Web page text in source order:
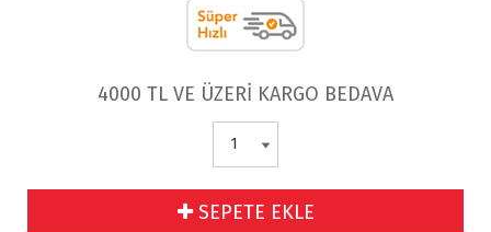
4000 TL VE ÜZERİ KARGO BEDAVA
SEPETE EKLE